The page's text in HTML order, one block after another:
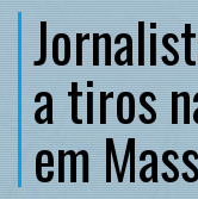
a tiros
em